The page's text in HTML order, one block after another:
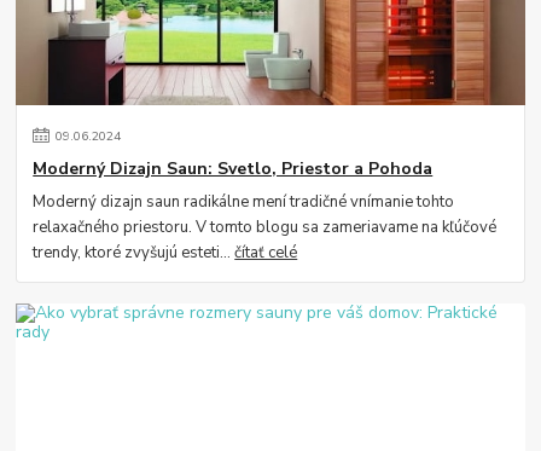
09.06.2024
Moderný Dizajn Saun: Svetlo, Priestor a Pohoda
Moderný dizajn saun radikálne mení tradičné vnímanie tohto
relaxačného priestoru. V tomto blogu sa zameriavame na kľúčové
trendy, ktoré zvyšujú esteti...čítať celé